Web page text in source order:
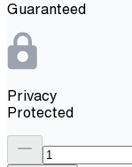
Guaranteed
Privacy
Protected